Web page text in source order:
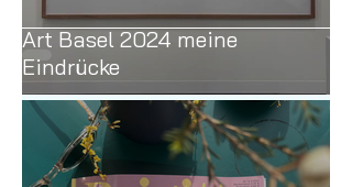
Art Basel 2024 meine
Eindrücke